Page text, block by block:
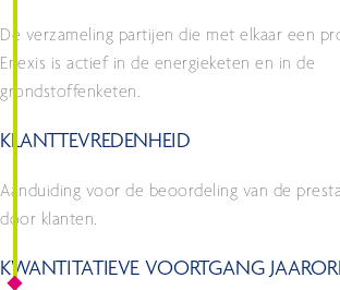
De verzameling partijen die met elkaar een
Enexis is actief in de energieketen en in de
grondstoffenketen.
KLANTTEVREDENHEID
Aanduiding voor de beoordeling van de
door klanten.
KWANTITATIEVE VOORTGANG